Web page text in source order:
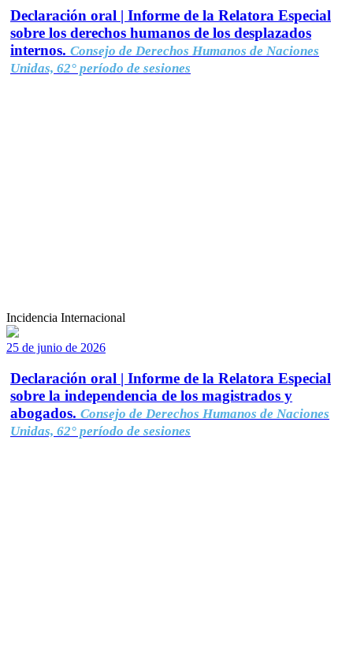
Declaración oral | Informe de la Relatora Especial
sobre los derechos humanos de los desplazados
internos. Consejo de Derechos Humanos de Naciones
Unidas, 62° período de sesiones
Incidencia Internacional
25 de junio de 2026
Declaración oral | Informe de la Relatora Especial
sobre la independencia de los magistrados y
abogados. Consejo de Derechos Humanos de Naciones
Unidas, 62° período de sesiones